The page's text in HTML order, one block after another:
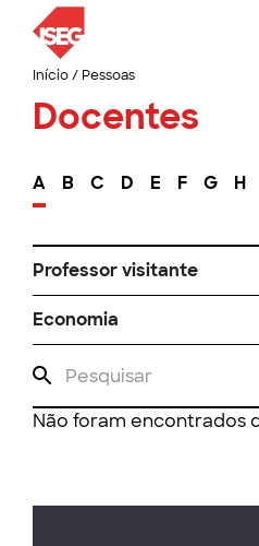
Início/ Pessoas
Docentes
A B C D E F G H
Professor visitante
Economia
Não foram encontrados